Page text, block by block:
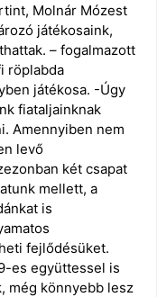
Molnár Mózest
játékosaink,
– fogalmazott
röplabda
játékosa. -Úgy
fiataljainknak
Amennyiben nem
levő
két csapat
mellett, a
is
fejlődésüket.
es együttessel is
még könnyebb lesz